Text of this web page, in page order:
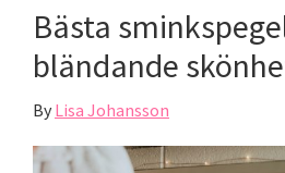
Bästa
bländande
By Lisa Johansson